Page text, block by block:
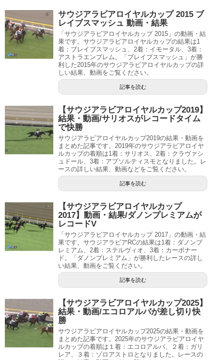
サウジアラビアロイヤルカップ 2015 ブ
レイブスマッシュ 動画・結果
「サウジアラビアロイヤルカップ 2015」の動画・結
果です。サウジアラビアロイヤルカップの結果は1
着：ブレイブスマッシュ、2着：イモータル、3着：
アストラエンブレム。「ブレイブスマッシュ」が勝
利した2015年のサウジアラビアロイヤルカップの詳
しい結果、動画をご覧ください。
記事を読む
【サウジアラビアロイヤルカップ2019】
結果・動画/サリオスがレコードタイム
で快勝
サウジアラビアロイヤルカップ2019の結果・動画を
まとめた記事です。2019年のサウジアラビアロイヤ
ルカップの着順は1着：サリオス、2着：クラヴァシ
ュドール、3着：アブソルティスモとなりました。レ
ースの詳しい結果、動画などをご覧ください。
記事を読む
【サウジアラビアロイヤルカップ
2017】動画・結果/ダノンプレミアムが
レコードV
「サウジアラビアロイヤルカップ 2017」の動画・結
果です。サウジアラビアRCの結果は1着：ダノンプ
レミアム、2着：ステルヴィオ、3着：カーボナー
ド。「ダノンプレミアム」が勝利したレースの詳し
い結果、動画をご覧ください。
記事を読む
【サウジアラビアロイヤルカップ2025】
結果・動画/エコロアルバが差し切り快
勝
サウジアラビアロイヤルカップ2025の結果・動画を
まとめた記事です。2025年のサウジアラビアロイヤ
ルカップの着順は１着：エコロアルバ、２着：ガリ
レア、３着：ゾロアストロとなりました。レースの